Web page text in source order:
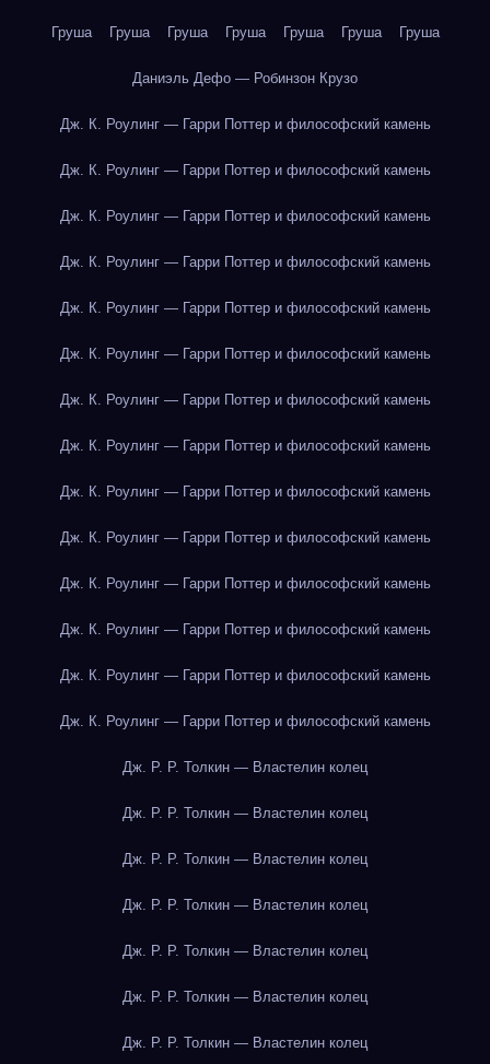
Груша Груша Груша Груша Груша Груша Груша
Даниэль Дефо — Робинзон Крузо
Дж. К. Роулинг — Гарри Поттер и философский камень
Дж. К. Роулинг — Гарри Поттер и философский камень
Дж. К. Роулинг — Гарри Поттер и философский камень
Дж. К. Роулинг — Гарри Поттер и философский камень
Дж. К. Роулинг — Гарри Поттер и философский камень
Дж. К. Роулинг — Гарри Поттер и философский камень
Дж. К. Роулинг — Гарри Поттер и философский камень
Дж. К. Роулинг — Гарри Поттер и философский камень
Дж. К. Роулинг — Гарри Поттер и философский камень
Дж. К. Роулинг — Гарри Поттер и философский камень
Дж. К. Роулинг — Гарри Поттер и философский камень
Дж. К. Роулинг — Гарри Поттер и философский камень
Дж. К. Роулинг — Гарри Поттер и философский камень
Дж. К. Роулинг — Гарри Поттер и философский камень
Дж. Р. Р. Толкин — Властелин колец
Дж. Р. Р. Толкин — Властелин колец
Дж. Р. Р. Толкин — Властелин колец
Дж. Р. Р. Толкин — Властелин колец
Дж. Р. Р. Толкин — Властелин колец
Дж. Р. Р. Толкин — Властелин колец
Дж. Р. Р. Толкин — Властелин колец